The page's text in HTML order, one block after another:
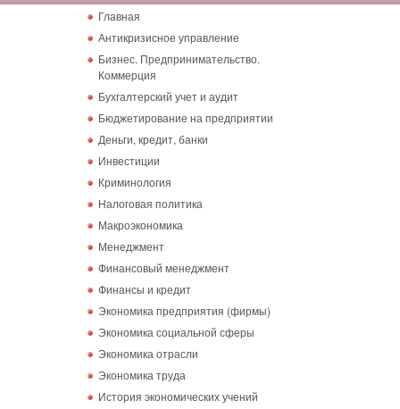
Главная
Антикризисное управление
Бизнес. Предпринимательство.
Коммерция
Бухгалтерский учет и аудит
Бюджетирование на предприятии
Деньги, кредит, банки
Инвестиции
Криминология
Налоговая политика
Макроэкономика
Менеджмент
Финансовый менеджмент
Финансы и кредит
Экономика предприятия (фирмы)
Экономика социальной сферы
Экономика отрасли
Экономика труда
История экономических учений